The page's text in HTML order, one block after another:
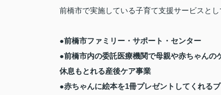
前橋市で実施している子育て支援サービスとし
●前橋市ファミリー・サポート・センター
●前橋市内の委託医療機関で母親や赤ちゃん
休息もとれる産後ケア事業
●赤ちゃんに絵本を1冊プレゼントしてくれる